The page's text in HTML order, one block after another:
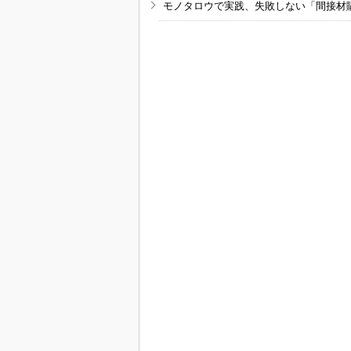
モノタロウで実践、失敗しない「間接材